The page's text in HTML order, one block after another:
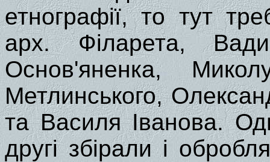
етнографії, то тут
арх. Філарета,
Основ'яненка,
Метлинського,
та Василя Іванова.
другі збірали і